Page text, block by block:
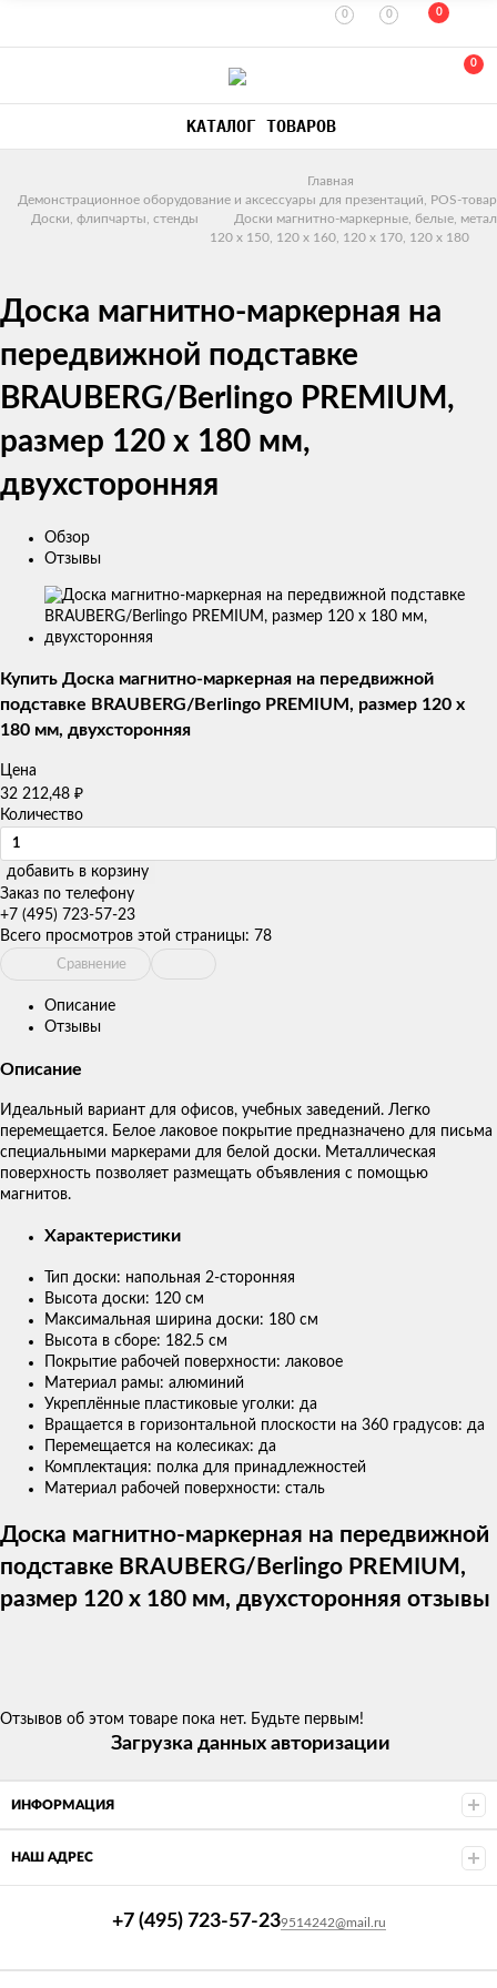
0 0 0
0
КАТАЛОГ ТОВАРОВ
Главная
Демонстрационное оборудование и аксессуары для презентаций, POS-
Доски, флипчарты, стенды
Доски магнитно-маркерные, белые,
120 x 150, 120 x 160, 120 х 170, 120 x 180
Доска магнитно-маркерная на
передвижной подставке
BRAUBERG/Berlingo PREMIUM,
размер 120 х 180 мм,
двухсторонняя
Обзор
Отзывы
Изображения
товаров
Купить Доска магнитно-маркерная на передвижной
подставке BRAUBERG/Berlingo PREMIUM, размер 120 х
180 мм, двухсторонняя
Цена
32 212,48 ₽
Количество
добавить в корзину
Заказ по телефону
+7 (495) 723-57-23
Всего просмотров этой страницы: 78
Сравнение
Описание
Отзывы
Описание
Идеальный вариант для офисов, учебных заведений. Легко
перемещается. Белое лаковое покрытие предназначено для письма
специальными маркерами для белой доски. Металлическая
поверхность позволяет размещать объявления с помощью
магнитов.
Характеристики
Тип доски: напольная 2-сторонняя
Высота доски: 120 см
Максимальная ширина доски: 180 см
Высота в сборе: 182.5 см
Покрытие рабочей поверхности: лаковое
Материал рамы: алюминий
Укреплённые пластиковые уголки: да
Вращается в горизонтальной плоскости на 360 градусов: да
Перемещается на колесиках: да
Комплектация: полка для принадлежностей
Материал рабочей поверхности: сталь
Доска магнитно-маркерная на передвижной
подставке BRAUBERG/Berlingo PREMIUM,
размер 120 х 180 мм, двухсторонняя отзывы
Отзывов об этом товаре пока нет. Будьте первым!
Загрузка данных авторизации
ИНФОРМАЦИЯ
НАШ АДРЕС
+7 (495) 723-57-239514242@mail.ru